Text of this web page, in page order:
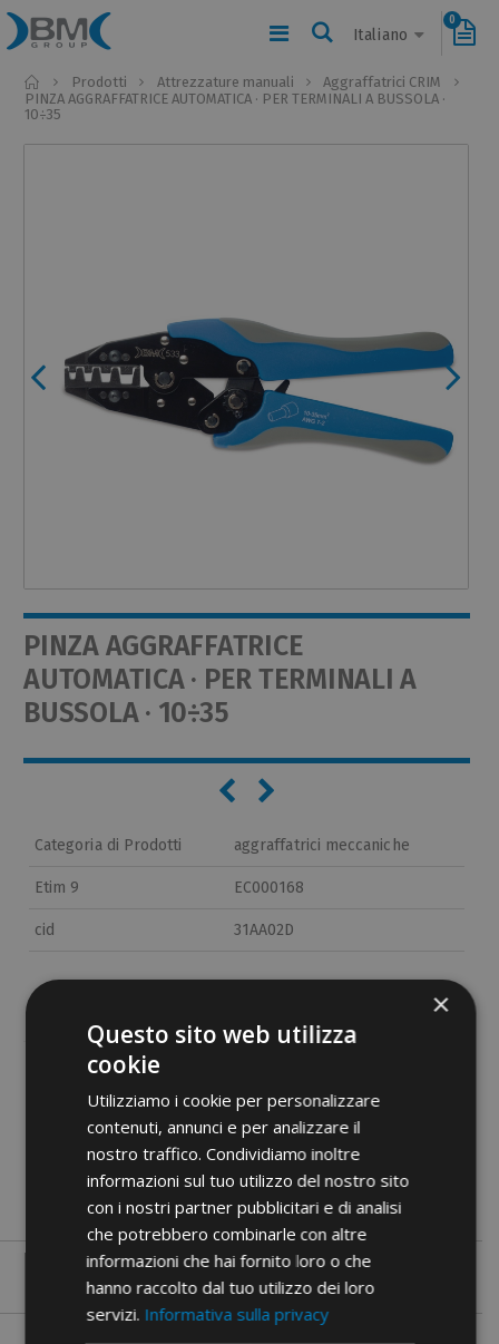
Italiano
0
Home
Prodotti Attrezzature manuali
Aggraffatrici CRIM
PINZA AGGRAFFATRICE AUTOMATICA · PER TERMINALI A BUSSOLA ·
10÷35
PINZA AGGRAFFATRICE
AUTOMATICA · PER TERMINALI A
BUSSOLA · 10÷35
Categoria di Prodotti aggraffatrici meccaniche
Etim 9 EC000168
cid 31AA02D
Documenti PDF
×
Questo sito web utilizza
cookie
Utilizziamo i cookie per personalizzare
contenuti, annunci e per analizzare il
nostro traffico. Condividiamo inoltre
informazioni sul tuo utilizzo del nostro sito
con i nostri partner pubblicitari e di analisi
che potrebbero combinarle con altre
informazioni che hai fornito loro o che
hanno raccolto dal tuo utilizzo dei loro
servizi. Informativa sulla privacy